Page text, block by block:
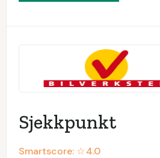
Sjekkpunkt
Smartscore: ☆4.0